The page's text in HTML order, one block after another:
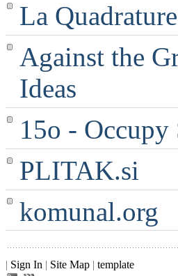
La
Against the
Ideas
15o - Occupy
PLITAK.si
komunal.org
| Sign In | Site Map | template